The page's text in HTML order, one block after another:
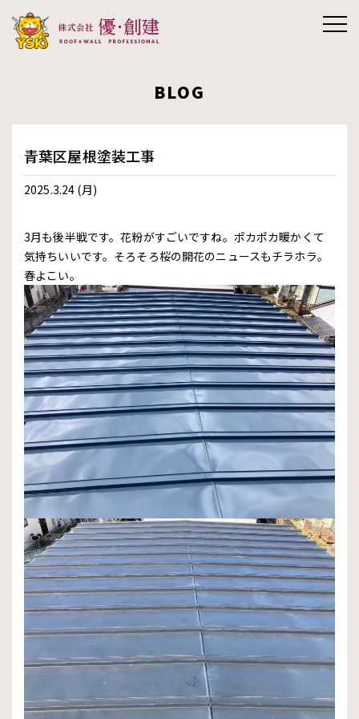
BLOG
青葉区屋根塗装工事
2025.3.24 (月)
3月も後半戦です。花粉がすごいですね。ポカポカ暖かくて
気持ちいいです。そろそろ桜の開花のニュースもチラホラ。
春よこい。